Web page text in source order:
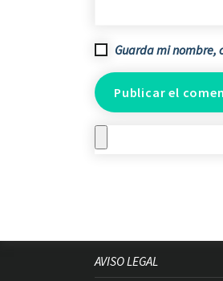
Guarda mi nombre,
AVISO LEGAL